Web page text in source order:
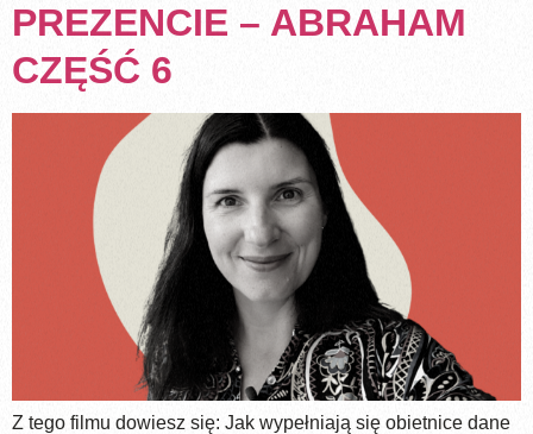
PREZENCIE – ABRAHAM
CZĘŚĆ 6
Z tego filmu dowiesz się: Jak wypełniają się obietnice dane